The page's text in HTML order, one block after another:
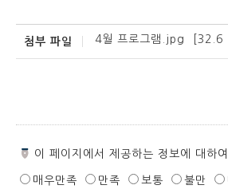
첨부 파일 4월 프로그램.jpg [32.6
페
이 페이지에서 제공하는 정보에 대하
매우만족 만족 보통 불만